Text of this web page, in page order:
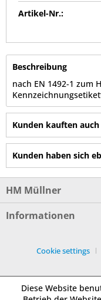
Artikel-Nr.:
Beschreibung
nach EN 1492-1 zum
Kunden kauften auch
Kunden haben sich
HM Müllner
Informationen
Cookie settings
Diese Website